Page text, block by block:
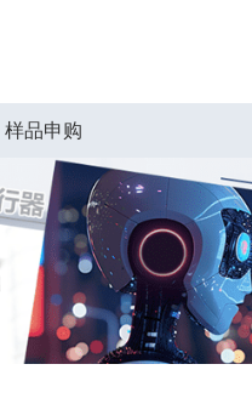
样品申购